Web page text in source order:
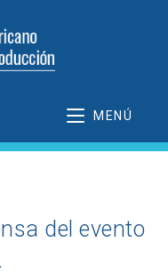
MENÚ
del evento